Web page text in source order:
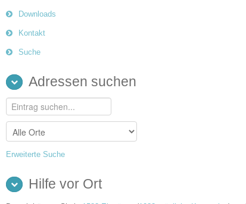
Downloads
Kontakt
Suche
Adressen suchen
Erweiterte Suche
Hilfe vor Ort